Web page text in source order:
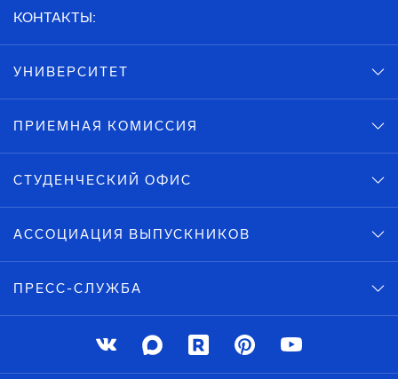
КОНТАКТЫ:
УНИВЕРСИТЕТ
ПРИЕМНАЯ КОМИССИЯ
СТУДЕНЧЕСКИЙ ОФИС
АССОЦИАЦИЯ ВЫПУСКНИКОВ
ПРЕСС-СЛУЖБА